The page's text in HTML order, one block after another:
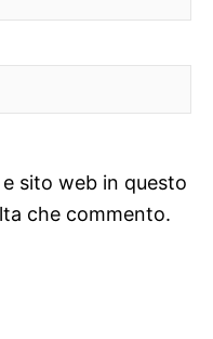
sito web in questo
che commento.